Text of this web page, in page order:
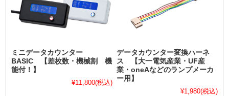
ミニデータカウンター
BASIC 【差枚数・機械割 機
能付！】
¥11,800(税込)
データカウンター変換ハーネ
ス 【大一電気産業・UF産
業・oneAなどのランプメーカ
ー用】
¥1,980(税込)